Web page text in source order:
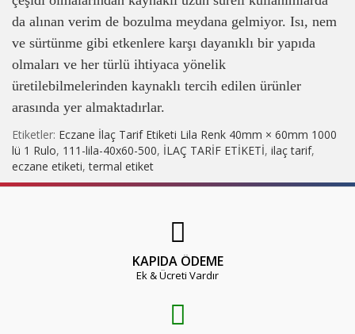
da alınan verim de bozulma meydana gelmiyor. Isı, nem
ve sürtünme gibi etkenlere karşı dayanıklı bir yapıda
olmaları ve her türlü ihtiyaca yönelik
üretilebilmelerinden kaynaklı tercih edilen ürünler
arasında yer almaktadırlar.
Etiketler: Eczane İlaç Tarif Etiketi Lila Renk 40mm × 60mm 1000
lü 1 Rulo, 111-lila-40x60-500, İLAÇ TARİF ETİKETİ, ilaç tarif,
eczane etiketi,termal etiket
KAPIDA ÖDEME
Ek & Ücreti Vardır